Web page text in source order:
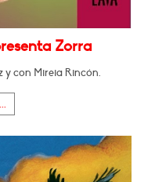
Zorra
y con Mireia Rincón.